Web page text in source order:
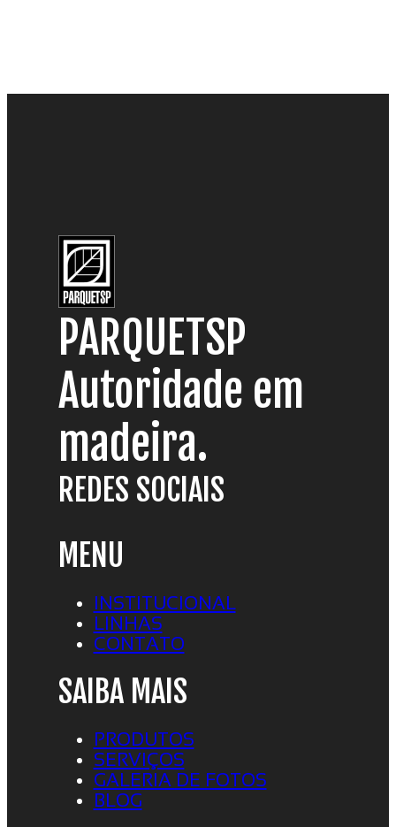
PARQUETSP
Autoridade em
madeira.
REDES SOCIAIS
MENU
INSTITUCIONAL
LINHAS
CONTATO
SAIBA MAIS
PRODUTOS
SERVIÇOS
GALERIA DE FOTOS
BLOG